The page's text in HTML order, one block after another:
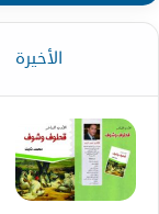
الأخيرة